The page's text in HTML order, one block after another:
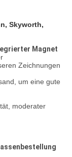
Skyworth,
Magnet
Zeichnungen
um eine gute
moderater